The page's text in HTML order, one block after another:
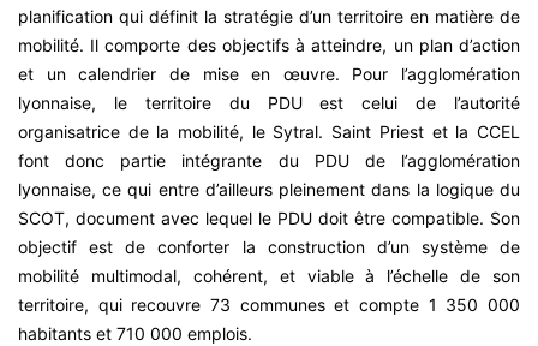
planification qui définit la stratégie d’un territoire en matière de
mobilité. Il comporte des objectifs à atteindre, un plan d’action
et un calendrier de mise en œuvre. Pour l’agglomération
lyonnaise, le territoire du PDU est celui de l’autorité
organisatrice de la mobilité, le Sytral. Saint Priest et la CCEL
font donc partie intégrante du PDU de l’agglomération
lyonnaise, ce qui entre d’ailleurs pleinement dans la logique du
SCOT, document avec lequel le PDU doit être compatible. Son
objectif est de conforter la construction d’un système de
mobilité multimodal, cohérent, et viable à l’échelle de son
territoire, qui recouvre 73 communes et compte 1 350 000
habitants et 710 000 emplois.